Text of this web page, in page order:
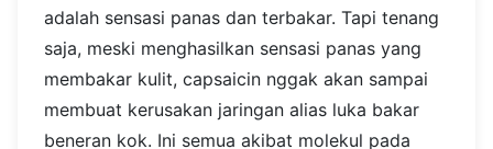
adalah sensasi panas dan terbakar. Tapi tenang
saja, meski menghasilkan sensasi panas yang
membakar kulit, capsaicin nggak akan sampai
membuat kerusakan jaringan alias luka bakar
beneran kok. Ini semua akibat molekul pada